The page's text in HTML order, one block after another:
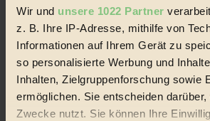
Wir und unsere 1022 Partner
z. B. Ihre IP-Adresse, mithilfe von
Informationen auf Ihrem Gerät zu
so personalisierte Werbung und
Inhalten, Zielgruppenforschung sowie
ermöglichen. Sie entscheiden
Zwecke nutzt. Sie können Ihre
alternativer Energien.
Social Media
22.601 Fans auf Facebook
3.415 Follower auf Twitter
Folge uns auf Instagram
Themen